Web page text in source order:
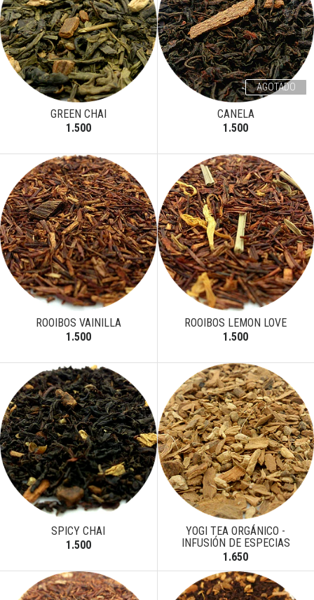
GREEN CHAI
1.500
AGOTADO
CANELA
1.500
ROOIBOS VAINILLA
1.500
ROOIBOS LEMON LOVE
1.500
SPICY CHAI
1.500
YOGI TEA ORGÁNICO -
INFUSIÓN DE ESPECIAS
1.650